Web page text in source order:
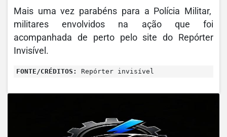
Mais uma vez parabéns para a Polícia Militar,
militares envolvidos na ação que foi
acompanhada de perto pelo site do Repórter
Invisível.
FONTE/CRÉDITOS: Repórter invisível